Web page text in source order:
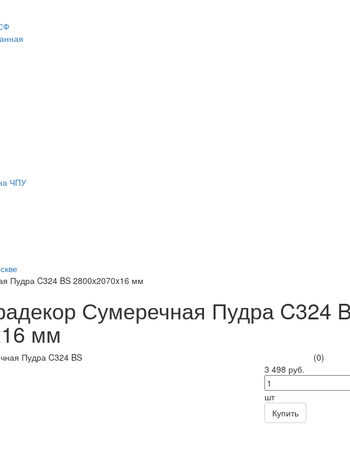
ЧПУ
Пудра C324 BS 2800x2070x16 мм
Сумеречная Пудра C324
мм
(0)
3 498 руб.
шт
Купить